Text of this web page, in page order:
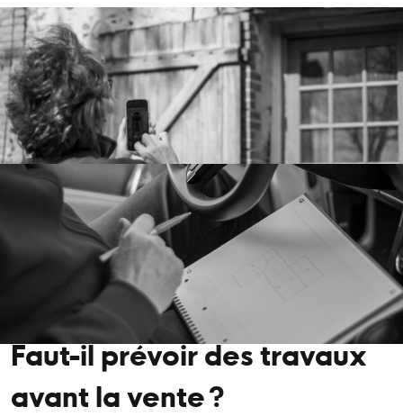
Faut-il prévoir des travaux
avant la vente ?